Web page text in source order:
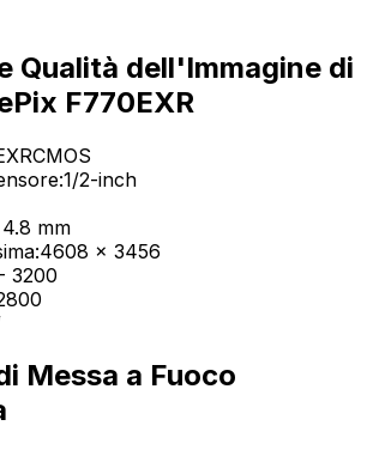
Qualità dell'Immagine di
F770EXR
1/2-inch
mm
4608 x 3456
- 3200
Messa a Fuoco